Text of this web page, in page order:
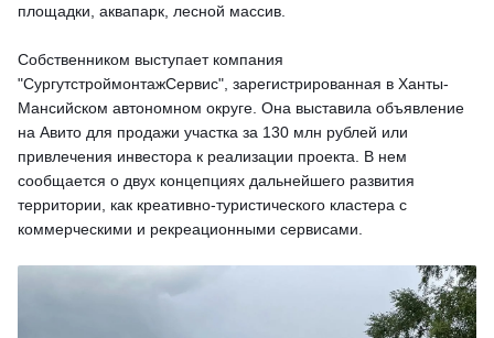
площадки, аквапарк, лесной массив.
Собственником выступает компания
"СургутстроймонтажСервис", зарегистрированная в Ханты-
Мансийском автономном округе. Она выставила объявление
на Авито для продажи участка за 130 млн рублей или
привлечения инвестора к реализации проекта. В нем
сообщается о двух концепциях дальнейшего развития
территории, как креативно-туристического кластера с
коммерческими и рекреационными сервисами.